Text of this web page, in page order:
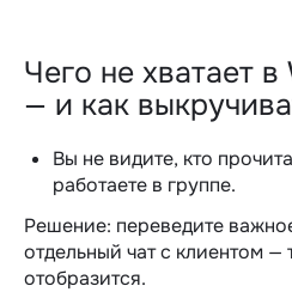
Чего не хватает
— и как
Вы не видите, кто
работаете в группе.
Решение: переведите
отдельный чат с клиентом —
отобразится.